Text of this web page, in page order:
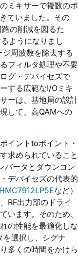
ミキサーで複数のポ
ていました。その
の削減を図るた
ようになりまし
周波数を除去する
フィルタ処理や不要
グ・デバイセズで
する広範なI/Oミキ
ーは、基地局の設計
して、高QAMへの
イントtoポイント・
求められていること
バータとダウンコン
デバイセズの代表的
HMC7912LP5Eなど）
RF出力部のドライ
います。そのため、
の性能を最適化しな
を選択し、シグナ
多くの時間をかけら